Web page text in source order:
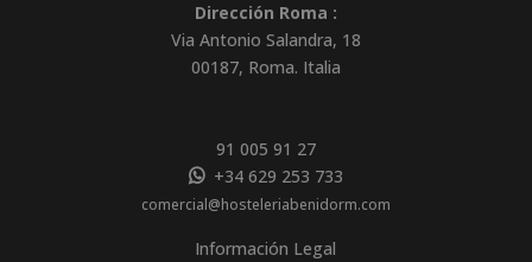
Dirección Roma :
Via Antonio Salandra, 18
00187, Roma. Italia
91 005 91 27
+34 629 253 733
comercial@hosteleriabenidorm.com
Información Legal